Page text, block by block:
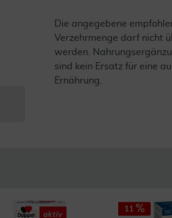
Die angegebene
Verzehrmenge darf nicht
werden.
sind kein Ersatz für eine
Ernährung.
11